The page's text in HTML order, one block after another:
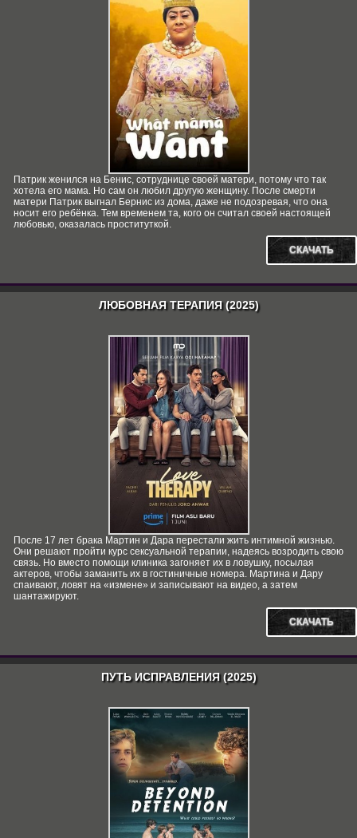
Патрик женился на Бенис, сотруднице своей матери, потому что так
хотела его мама. Но сам он любил другую женщину. После смерти
матери Патрик выгнал Бернис из дома, даже не подозревая, что она
носит его ребёнка. Тем временем та, кого он считал своей настоящей
любовью, оказалась проституткой.
СКАЧАТЬ
ЛЮБОВНАЯ ТЕРАПИЯ (2025)
После 17 лет брака Мартин и Дара перестали жить интимной жизнью.
Они решают пройти курс сексуальной терапии, надеясь возродить свою
связь. Но вместо помощи клиника загоняет их в ловушку, посылая
актеров, чтобы заманить их в гостиничные номера. Мартина и Дару
спаивают, ловят на «измене» и записывают на видео, а затем
шантажируют.
СКАЧАТЬ
ПУТЬ ИСПРАВЛЕНИЯ (2025)